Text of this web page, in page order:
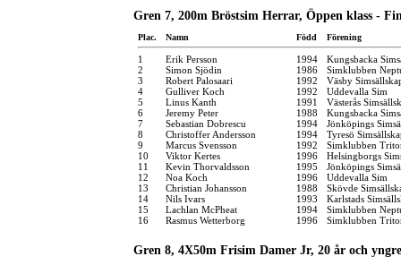
Gren 7, 200m Bröstsim Herrar, Öppen klass -
Plac. Namn Född Förening
1 Erik Persson 1994
Kungsbacka
2
Simon Sjödin 1986
Simklubben
3
Robert Palosaari 1992
Väsby
4
Gulliver Koch 1992
Uddevalla Sim
5
Linus Kanth 1991
Västerås
6
Jeremy Peter 1988
Kungsbacka
7
Sebastian Dobrescu 1994
Jönköpings
8
Christoffer Andersson 1994
Tyresö
9
Marcus Svensson 1992
Simklubben
10
Viktor Kertes 1996
Helsingborgs
11
Kevin Thorvaldsson 1995
Jönköpings
12
Noa Koch 1996
Uddevalla Sim
13
Christian Johansson 1988
Skövde
14
Nils Ivars 1993
Karlstads
15
Lachlan McPheat 1994
Simklubben
16
Rasmus Wetterborg 1996 Simklubben
Gren 8, 4X50m Frisim Damer Jr, 20 år och yngre